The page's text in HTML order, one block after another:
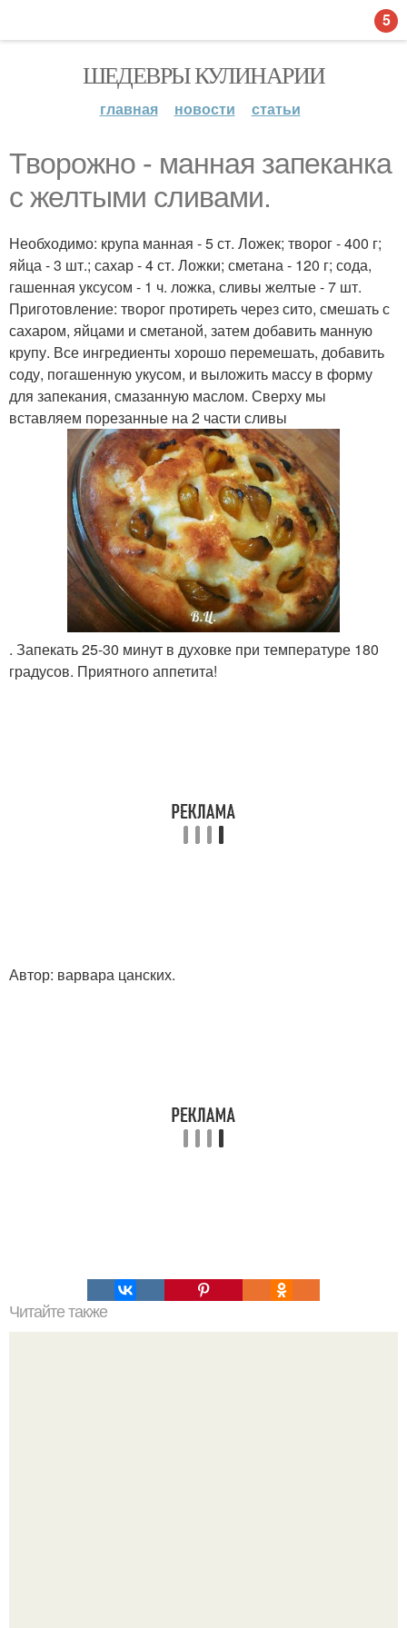
ШЕДЕВРЫ КУЛИНАРИИ
главная новости статьи
Творожно - манная запеканка
с желтыми сливами.
Необходимо: крупа манная - 5 ст. Ложек; творог - 400 г;
яйца - 3 шт.; сахар - 4 ст. Ложки; сметана - 120 г; сода,
гашенная уксусом - 1 ч. ложка, сливы желтые - 7 шт.
Приготовление: творог протиреть через сито, смешать с
сахаром, яйцами и сметаной, затем добавить манную
крупу. Все ингредиенты хорошо перемешать, добавить
соду, погашенную укусом, и выложить массу в форму
для запекания, смазанную маслом. Сверху мы
вставляем порезанные на 2 части сливы
. Запекать 25-30 минут в духовке при температуре 180
градусов. Приятного аппетита!
Автор: варвара цанских.
Читайте также
5